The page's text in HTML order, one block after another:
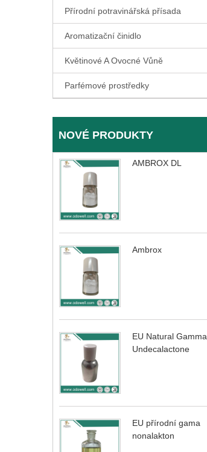
Přírodní potravinářská přísada
Aromatizační činidlo
Květinové A Ovocné Vůně
Parfémové prostředky
NOVÉ PRODUKTY
AMBROX DL
Ambrox
EU Natural Gamma
Undecalactone
EU přírodní gama
nonalakton